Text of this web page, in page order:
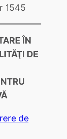
1545
ÎN
DE
de